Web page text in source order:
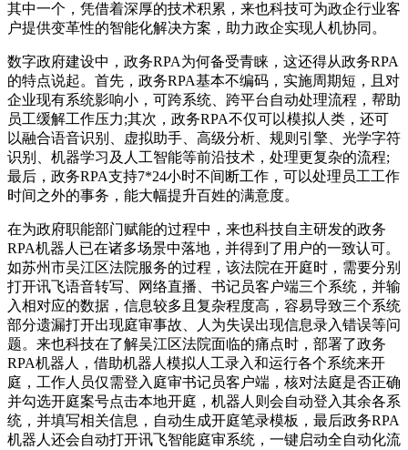
其中一个，凭借着深厚的技术积累，来也科技可为政企行业客
户提供变革性的智能化解决方案，助力政企实现人机协同。
数字政府建设中，政务RPA为何备受青睐，这还得从政务RPA
的特点说起。首先，政务RPA基本不编码，实施周期短，且对
企业现有系统影响小，可跨系统、跨平台自动处理流程，帮助
员工缓解工作压力;其次，政务RPA不仅可以模拟人类，还可
以融合语音识别、虚拟助手、高级分析、规则引擎、光学字符
识别、机器学习及人工智能等前沿技术，处理更复杂的流程;
最后，政务RPA支持7*24小时不间断工作，可以处理员工工作
时间之外的事务，能大幅提升百姓的满意度。
在为政府职能部门赋能的过程中，来也科技自主研发的政务
RPA机器人已在诸多场景中落地，并得到了用户的一致认可。
如苏州市吴江区法院服务的过程，该法院在开庭时，需要分别
打开讯飞语音转写、网络直播、书记员客户端三个系统，并输
入相对应的数据，信息较多且复杂程度高，容易导致三个系统
部分遗漏打开出现庭审事故、人为失误出现信息录入错误等问
题。来也科技在了解吴江区法院面临的痛点时，部署了政务
RPA机器人，借助机器人模拟人工录入和运行各个系统来开
庭，工作人员仅需登入庭审书记员客户端，核对法庭是否正确
并勾选开庭案号点击本地开庭，机器人则会自动登入其余各系
统，并填写相关信息，自动生成开庭笔录模板，最后政务RPA
机器人还会自动打开讯飞智能庭审系统，一键启动全自动化流